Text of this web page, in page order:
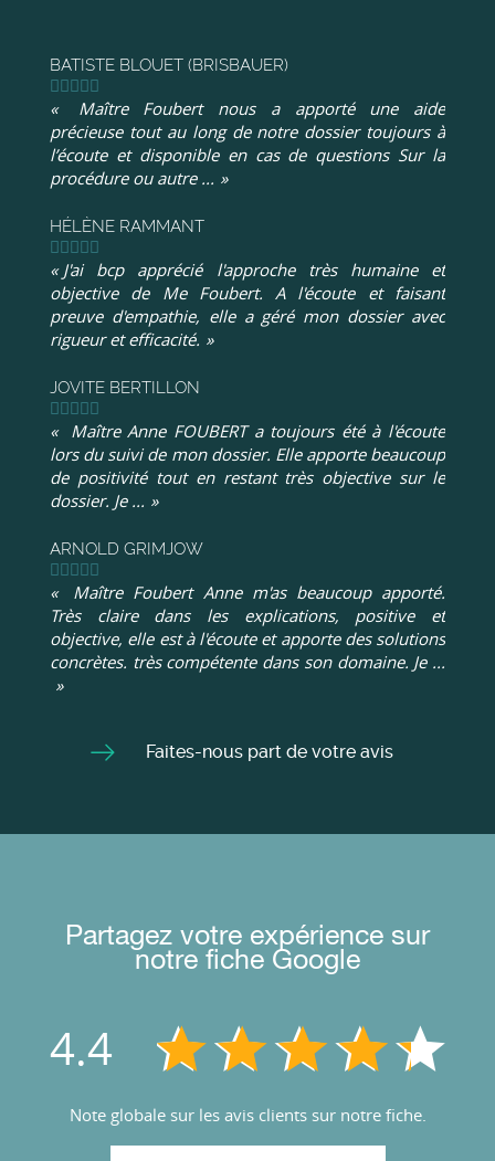
BATISTE BLOUET (BRISBAUER)
Maître Foubert nous a apporté une aide
précieuse tout au long de notre dossier toujours à
l’écoute et disponible en cas de questions Sur la
procédure ou autre ...
HÉLÈNE RAMMANT
J'ai bcp apprécié l'approche très humaine et
objective de Me Foubert. A l'écoute et faisant
preuve d'empathie, elle a géré mon dossier avec
rigueur et efficacité.
JOVITE BERTILLON
Maître Anne FOUBERT a toujours été à l'écoute
lors du suivi de mon dossier. Elle apporte beaucoup
de positivité tout en restant très objective sur le
dossier. Je ...
ARNOLD GRIMJOW
Maître Foubert Anne m'as beaucoup apporté.
Très claire dans les explications, positive et
objective, elle est à l'écoute et apporte des solutions
concrètes. très compétente dans son domaine. Je ...
Faites-nous part de votre avis
Partagez votre expérience sur
notre fiche Google
4.4
Note globale sur les avis clients sur notre fiche.